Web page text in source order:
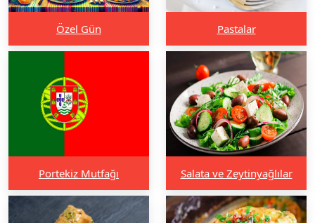
Özel Gün Pastalar
Portekiz Mutfağı Salata ve Zeytinyağlılar